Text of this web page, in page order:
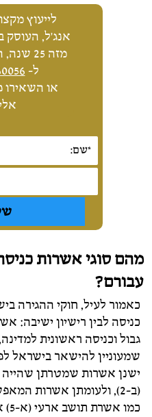
לייעוץ
אנג'ל, העוסק
מזה 25
ל-
או השאירו
מהם סוגי אשרות
עבורם?
כאמור לעיל, חוקי ההגירה
כניסה לבין רישיון ישיבה:
גבול וכניסה ראשונית
ישנן אשרות שמטרתן שהייה
(ב-2), ולעומתן אשרות